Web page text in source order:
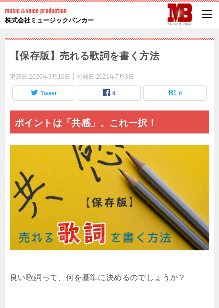
music＆voice production
株式会社ミュージックバンカー
【保存版】売れる歌詞を書く方法
更新日:2026年3月16日 公開日:2021年7月3日
Tweet 0 0
ポイントは「共感」、これ一択！
良い歌詞って、何を基準に決めるのでしょうか？